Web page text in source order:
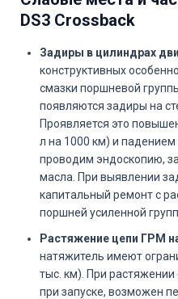
DS3 Crossback
Задиры в цилиндрах
конструктивных
смазки поршневой
появляются задиры на
Проявляется это
л на 1000 км) и
проводим эндоскопию,
масла. При выявлении
капитальный ремонт с
поршней усиленной
Растяжение цепи ГРМ
натяжитель имеют
тыс. км). При
при запуске, возможен